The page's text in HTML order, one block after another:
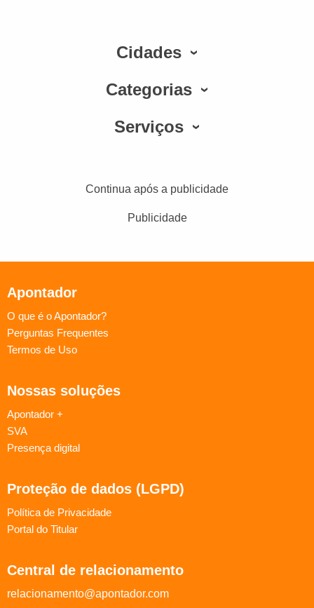
Cidades
Categorias
Serviços
Continua após a publicidade
Publicidade
Apontador
O que é o Apontador?
Perguntas Frequentes
Termos de Uso
Nossas soluções
Apontador +
SVA
Presença digital
Proteção de dados (LGPD)
Política de Privacidade
Portal do Titular
Central de relacionamento
relacionamento@apontador.com